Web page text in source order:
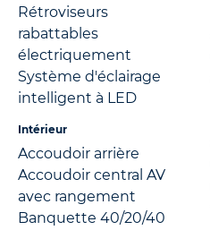
Rétroviseurs
rabattables
électriquement
Système d'éclairage
intelligent à LED
Intérieur
Accoudoir arrière
Accoudoir central AV
avec rangement
Banquette 40/20/40